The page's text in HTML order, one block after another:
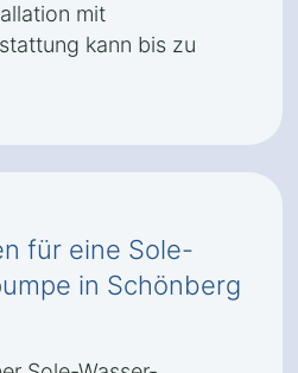
mit
kann bis zu
für eine Sole-
in Schönberg